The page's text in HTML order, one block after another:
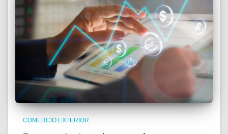
COMERCIO EXTERIOR